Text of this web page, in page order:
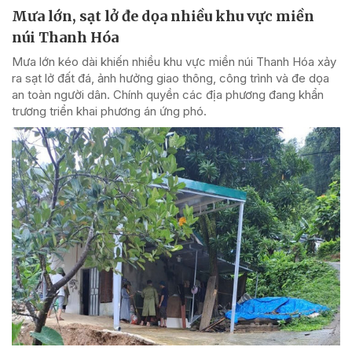
Mưa lớn, sạt lở đe dọa nhiều khu vực miền
núi Thanh Hóa
Mưa lớn kéo dài khiến nhiều khu vực miền núi Thanh Hóa xảy
ra sạt lở đất đá, ảnh hưởng giao thông, công trình và đe dọa
an toàn người dân. Chính quyền các địa phương đang khẩn
trương triển khai phương án ứng phó.